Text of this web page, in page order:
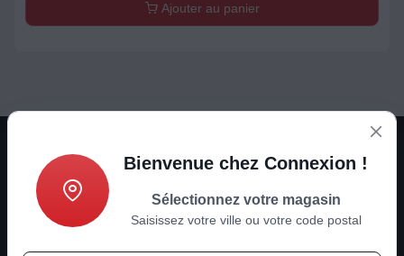
Ajouter au panier
Son - Image - ménager - multimédia
Bienvenue chez Connexion !
Sélectionnez votre magasin
Saisissez votre ville ou votre code postal